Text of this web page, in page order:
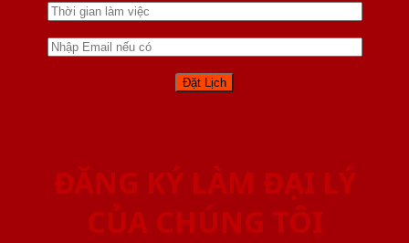
ĐĂNG KÝ LÀM ĐẠI LÝ
CỦA CHÚNG TÔI